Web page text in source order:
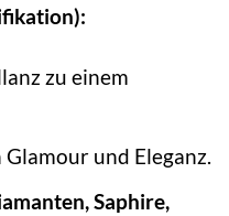
zu einem
und Eleganz.
Saphire,